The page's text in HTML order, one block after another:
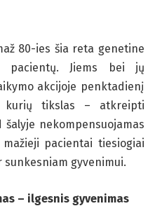
80-ies šia reta genetine
pacientų. Jiems bei jų
akcijoje penktadienį
kurių tikslas – atkreipti
nekompensuojamas
pacientai tiesiogiai
gyvenimui.
– ilgesnis gyvenimas